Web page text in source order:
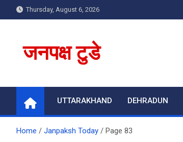
to
Thursday, August 6, 2026
जनपक्ष टुडे
UTTARAKHAND DEHRADUN
Home Janpaksh Today Page 83